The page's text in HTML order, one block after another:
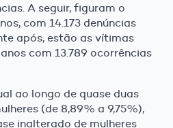
A seguir, figuram o
com 14.173 denúncias
após, estão as vítimas
com 13.789 ocorrências
ao longo de quase duas
(de 8,89% a 9,75%),
inalterado de mulheres